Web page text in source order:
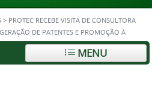
> PROTEC RECEBE VISITA DE CONSULTORA
DE PATENTES E PROMOÇÃO À
MENU